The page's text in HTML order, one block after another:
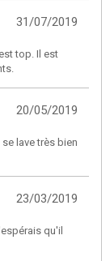
31/07/2019
top. Il est
20/05/2019
lave très bien
23/03/2019
qu'il